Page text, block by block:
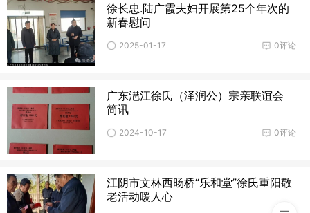
徐长忠.陆广霞夫妇开展第25个年次的
新春慰问
0评论
2025-01-17
广东潖江徐氏（泽润公）宗亲联谊会
简讯
0评论
2024-10-17
江阴市文林西旸桥“乐和堂”徐氏重阳敬
老活动暖人心